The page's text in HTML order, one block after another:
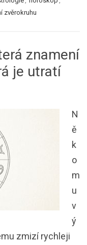
zvěrokruhu
znamení
je utratí
N
ě
k
o
m
u
v
ý
zmizí rychleji